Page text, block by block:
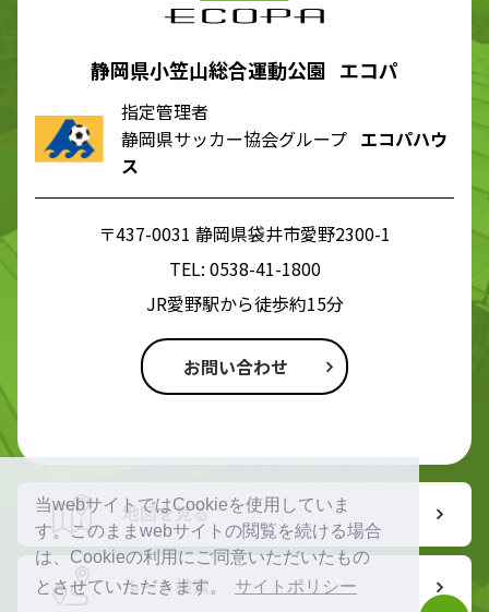
当webサイトではCookieを使用していま
す。このままwebサイトの閲覧を続ける場合
は、Cookieの利用にご同意いただいたもの
とさせていただきます。
サイトポリシー
静岡県小笠山総合運動公園 エコパ
指定管理者
静岡県サッカー協会グループ エコパハウ
ス
〒437-0031 静岡県袋井市愛野2300-1
TEL: 0538-41-1800
JR愛野駅から徒歩約15分
お問い合わせ
地図を見る
ルート検索